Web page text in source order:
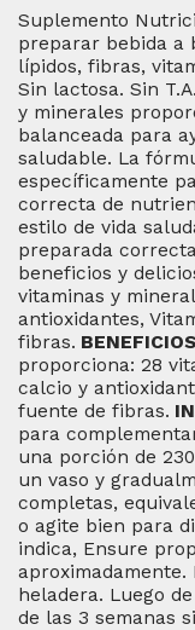
Suplemento
preparar bebida a
lípidos, fibras,
Sin lactosa. Sin
y minerales
balanceada para
saludable. La
específicamente
correcta de
estilo de vida
preparada
beneficios y
vitaminas y
antioxidantes,
fibras.
proporciona: 28
calcio y
fuente de fibras.
para
una porción de
un vaso y
completas,
o agite bien para
indica, Ensure
heladera. Luego
de las 3 semanas